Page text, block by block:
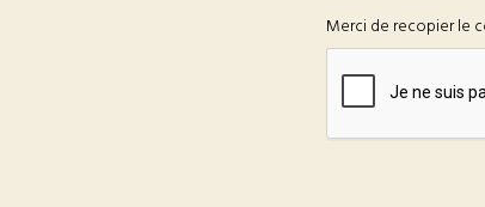
Merci de recopier le